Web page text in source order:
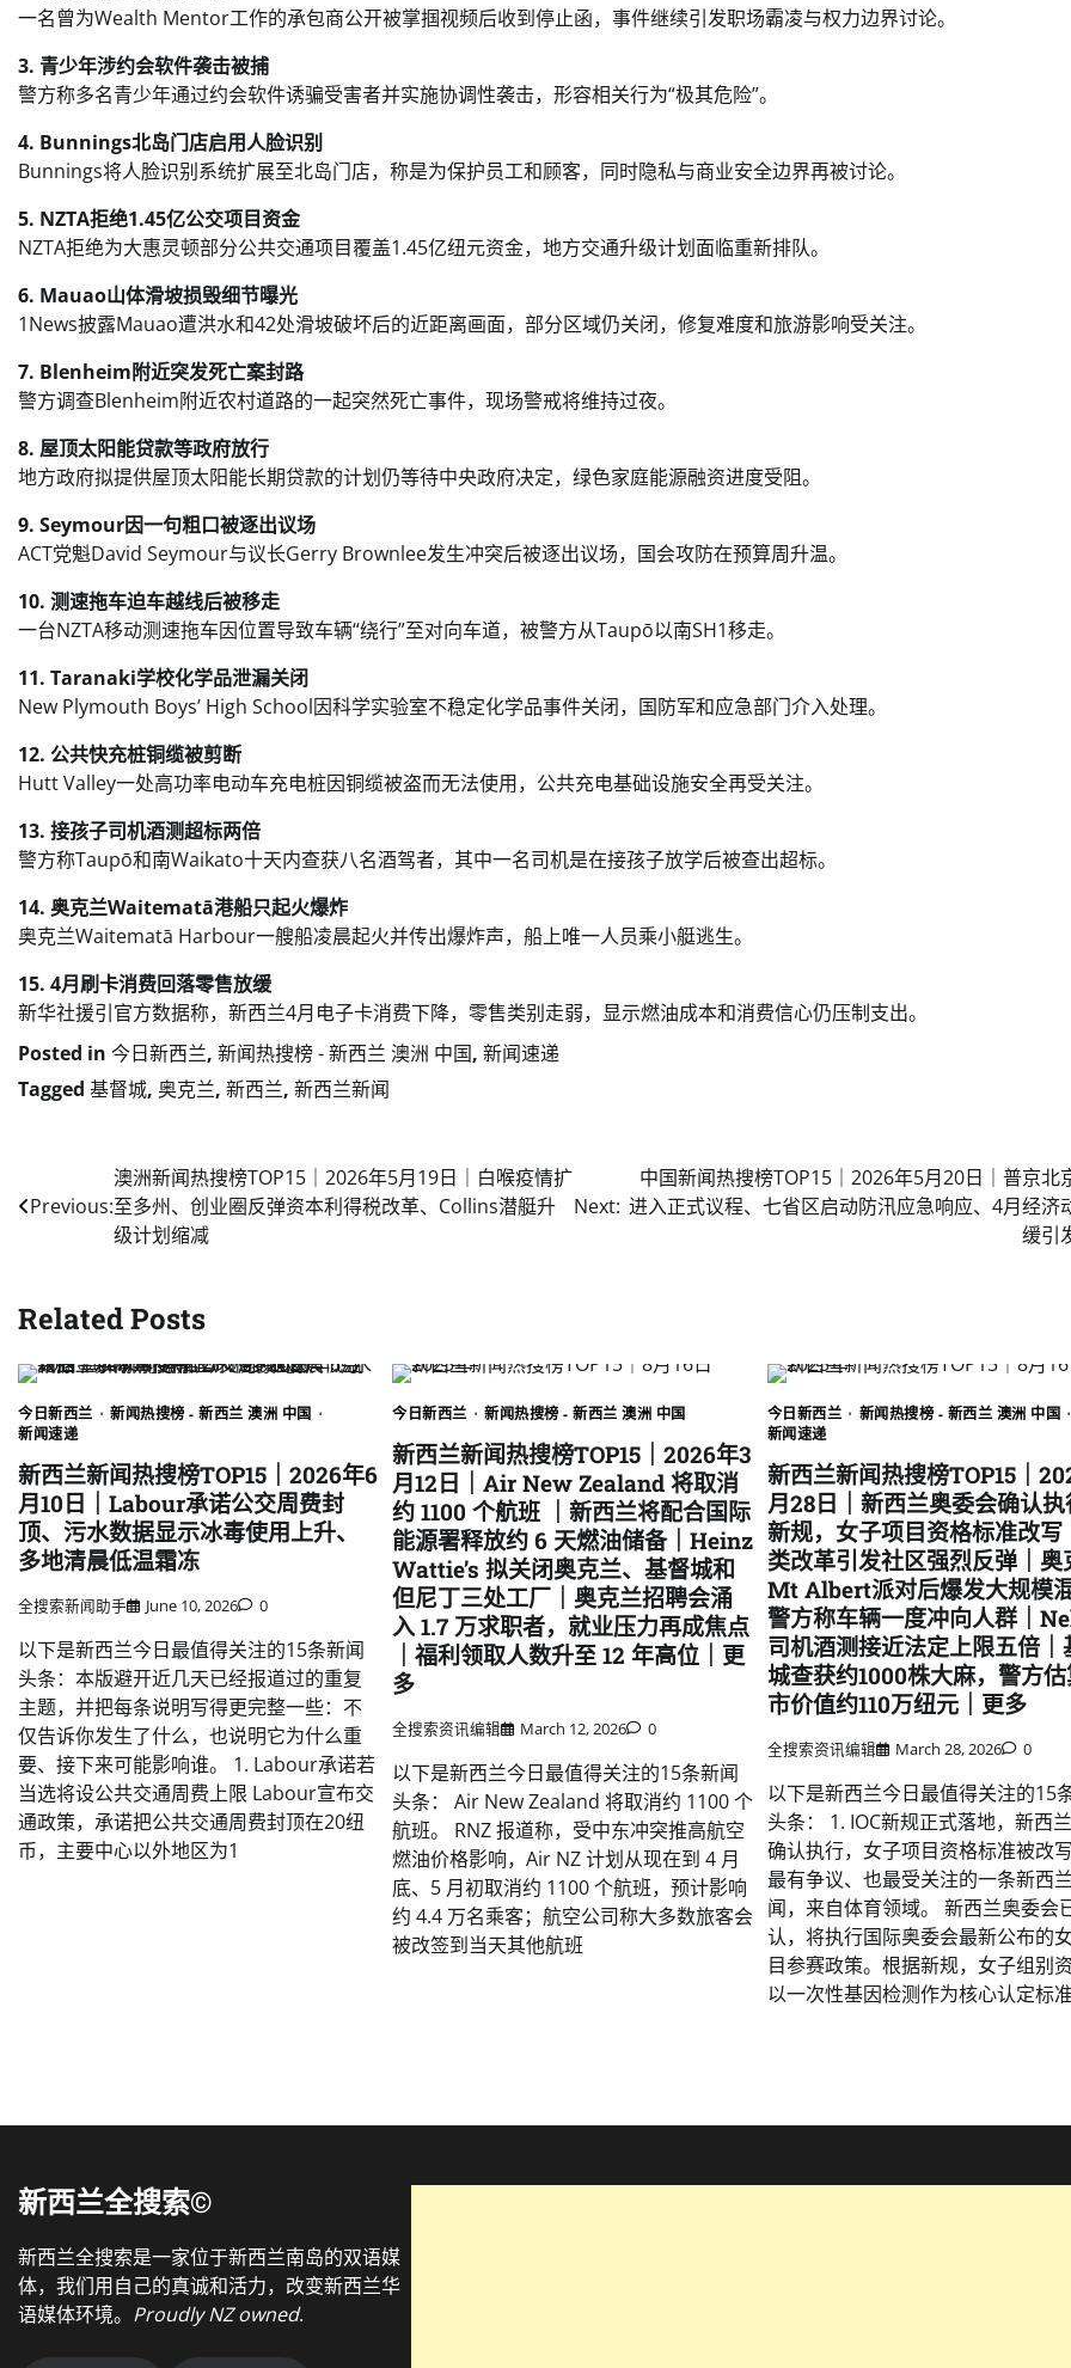
一名曾为Wealth Mentor工作的承包商公开被掌掴视频后收到停止函，事件继续引发职场霸凌与权力边界讨论。
3. 青少年涉约会软件袭击被捕
警方称多名青少年通过约会软件诱骗受害者并实施协调性袭击，形容相关行为“极其危险”。
4. Bunnings北岛门店启用人脸识别
Bunnings将人脸识别系统扩展至北岛门店，称是为保护员工和顾客，同时隐私与商业安全边界再被讨论。
5. NZTA拒绝1.45亿公交项目资金
NZTA拒绝为大惠灵顿部分公共交通项目覆盖1.45亿纽元资金，地方交通升级计划面临重新排队。
6. Mauao山体滑坡损毁细节曝光
1News披露Mauao遭洪水和42处滑坡破坏后的近距离画面，部分区域仍关闭，修复难度和旅游影响受关注。
7. Blenheim附近突发死亡案封路
警方调查Blenheim附近农村道路的一起突然死亡事件，现场警戒将维持过夜。
8. 屋顶太阳能贷款等政府放行
地方政府拟提供屋顶太阳能长期贷款的计划仍等待中央政府决定，绿色家庭能源融资进度受阻。
9. Seymour因一句粗口被逐出议场
ACT党魁David Seymour与议长Gerry Brownlee发生冲突后被逐出议场，国会攻防在预算周升温。
10. 测速拖车迫车越线后被移走
一台NZTA移动测速拖车因位置导致车辆“绕行”至对向车道，被警方从Taupō以南SH1移走。
11. Taranaki学校化学品泄漏关闭
New Plymouth Boys’ High School因科学实验室不稳定化学品事件关闭，国防军和应急部门介入处理。
12. 公共快充桩铜缆被剪断
Hutt Valley一处高功率电动车充电桩因铜缆被盗而无法使用，公共充电基础设施安全再受关注。
13. 接孩子司机酒测超标两倍
警方称Taupō和南Waikato十天内查获八名酒驾者，其中一名司机是在接孩子放学后被查出超标。
14. 奥克兰Waitematā港船只起火爆炸
奥克兰Waitematā Harbour一艘船凌晨起火并传出爆炸声，船上唯一人员乘小艇逃生。
15. 4月刷卡消费回落零售放缓
新华社援引官方数据称，新西兰4月电子卡消费下降，零售类别走弱，显示燃油成本和消费信心仍压制支出。
Posted in 今日新西兰, 新闻热搜榜 - 新西兰 澳洲 中国, 新闻速递
Tagged 基督城, 奥克兰, 新西兰, 新西兰新闻
navigation
Previous:
澳洲新闻热搜榜TOP15｜2026年5月19日｜白喉疫情扩
至多州、创业圈反弹资本利得税改革、Collins潜艇升
级计划缩减
Next:
中国新闻热搜榜TOP15｜2026年5月20日｜普京北
进入正式议程、七省区启动防汛应急响应、4月经济
缓引
Related Posts
今日新西兰
新闻热搜榜 - 新西兰 澳洲 中国
新闻速递
新西兰新闻热搜榜TOP15｜2026年6
月10日｜Labour承诺公交周费封
顶、污水数据显示冰毒使用上升、
多地清晨低温霜冻
全搜索新闻助手 June 10, 2026 0
以下是新西兰今日最值得关注的15条新闻
头条：本版避开近几天已经报道过的重复
主题，并把每条说明写得更完整一些：不
仅告诉你发生了什么，也说明它为什么重
要、接下来可能影响谁。 1. Labour承诺若
当选将设公共交通周费上限 Labour宣布交
通政策，承诺把公共交通周费封顶在20纽
币，主要中心以外地区为1
今日新西兰 新闻热搜榜 - 新西兰 澳洲 中国
新西兰新闻热搜榜TOP15｜2026年3
月12日｜Air New Zealand 将取消
约 1100 个航班 ｜新西兰将配合国际
能源署释放约 6 天燃油储备｜Heinz
Wattie’s 拟关闭奥克兰、基督城和
但尼丁三处工厂｜奥克兰招聘会涌
入 1.7 万求职者，就业压力再成焦点
｜福利领取人数升至 12 年高位｜更
多
全搜索资讯编辑 March 12, 2026 0
以下是新西兰今日最值得关注的15条新闻
头条： Air New Zealand 将取消约 1100 个
航班。 RNZ 报道称，受中东冲突推高航空
燃油价格影响，Air NZ 计划从现在到 4 月
底、5 月初取消约 1100 个航班，预计影响
约 4.4 万名乘客；航空公司称大多数旅客会
被改签到当天其他航班
今日新西兰
新闻热搜榜 - 新西兰 澳洲 中国
新闻速递
新西兰新闻热搜榜TOP15｜
月28日｜新西兰奥委会确认执
新规，女子项目资格标准改写
类改革引发社区强烈反弹｜奥
Mt Albert派对后爆发大规模混
警方称车辆一度冲向人群｜
司机酒测接近法定上限五倍｜
城查获约1000株大麻，警方
市价值约110万纽元｜更多
全搜索资讯编辑 March 28, 2026 0
以下是新西兰今日最值得关注的15
头条： 1. IOC新规正式落地，新西
确认执行，女子项目资格标准被改
最有争议、也最受关注的一条新西
闻，来自体育领域。 新西兰奥委会
认，将执行国际奥委会最新公布的
目参赛政策。根据新规，女子组别
以一次性基因检测作为核心认定标准
新西兰全搜索©
新西兰全搜索是一家位于新西兰南岛的双语媒
体，我们用自己的真诚和活力，改变新西兰华
语媒体环境。 Proudly NZ owned.